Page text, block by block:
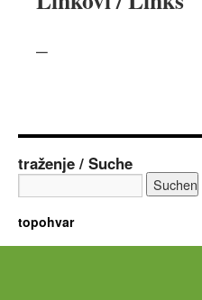
–
traženje / Suche
topohvar